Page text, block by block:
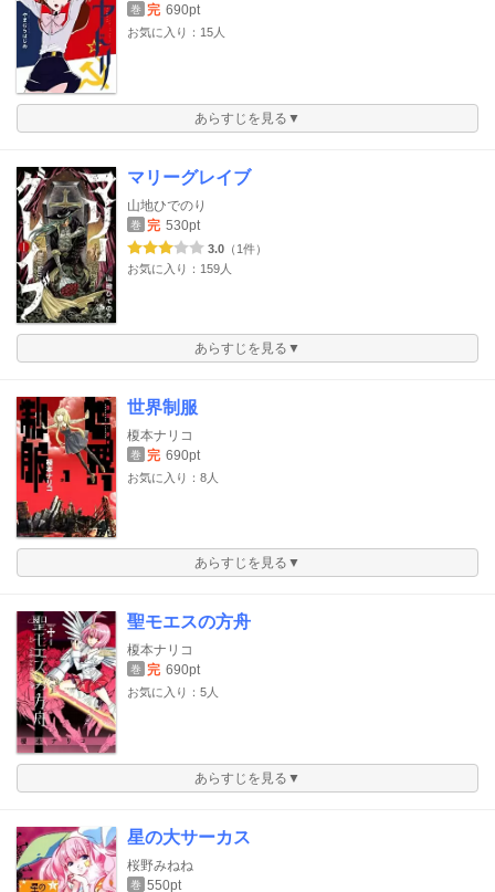
巻 完 690pt
お気に入り：15人
あらすじを見る▼
マリーグレイブ
山地ひでのり
巻 完 530pt
3.0 （1件）
お気に入り：159人
あらすじを見る▼
世界制服
榎本ナリコ
巻 完 690pt
お気に入り：8人
あらすじを見る▼
聖モエスの方舟
榎本ナリコ
巻 完 690pt
お気に入り：5人
あらすじを見る▼
星の大サーカス
桜野みねね
巻 550pt